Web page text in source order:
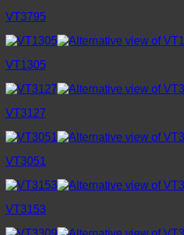
VT3795
VT1305
VT3127
VT3051
VT3153